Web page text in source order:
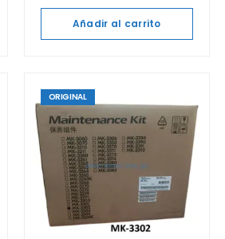
Añadir al carrito
ORIGINAL